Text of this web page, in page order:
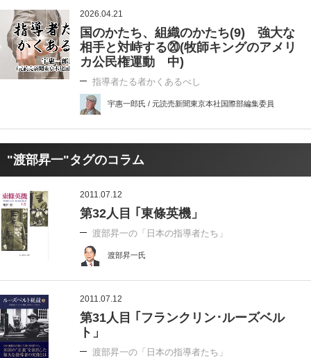
2026.04.21
国のかたち、組織のかたち(9) 強大な
相手と対峙する⑳(牧師キングのアメリ
カ公民権運動 中)
指導者たる者かくあるべし
宇惠一郎氏 / 元読売新聞東京本社国際部編集委員
"渡部昇一"タグのコラム
2011.07.12
第32人目 ｢東條英機」
渡部昇一の「日本の指導者たち」
渡部昇一氏
2011.07.12
第31人目 ｢フランクリン･ルーズベル
ト」
渡部昇一の「日本の指導者たち」